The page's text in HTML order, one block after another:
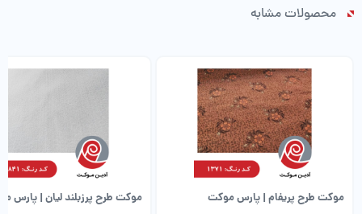
محصولات مشابه
موکت طرح پریفام | پارس موکت موکت طرح پرزبلند لیان | پارس